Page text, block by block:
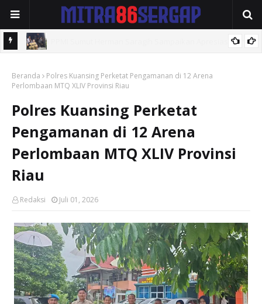
Beranda
Polres Kuansing Perketat Pengamanan di 12 Arena
Perlombaan MTQ XLIV Provinsi Riau
Polres Kuansing Perketat
Pengamanan di 12 Arena
Perlombaan MTQ XLIV Provinsi
Riau
Redaksi Juli 01, 2026